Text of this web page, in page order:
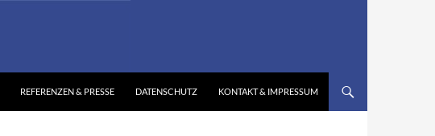
REFERENZEN & PRESSE DATENSCHUTZ KONTAKT & IMPRESSUM